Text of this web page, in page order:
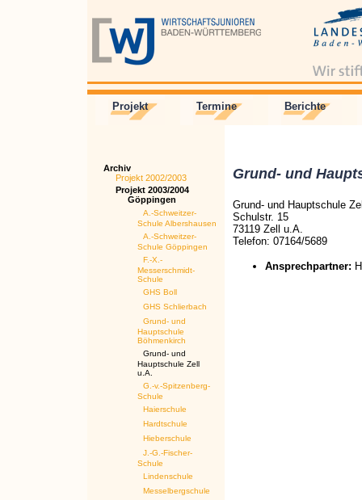
Projekt Termine Berichte
Archiv
Projekt 2002/2003
Projekt 2003/2004
Göppingen
A.-Schweitzer-
Schule Albershausen
A.-Schweitzer-
Schule Göppingen
F.-X.-
Messerschmidt-
Schule
GHS Boll
GHS Schlierbach
Grund- und
Hauptschule
Böhmenkirch
Grund- und
Hauptschule Zell
u.A.
G.-v.-Spitzenberg-
Schule
Haierschule
Hardtschule
Hieberschule
J.-G.-Fischer-
Schule
Lindenschule
Messelbergschule
Grund- und
Grund- und Hauptschule
Schulstr. 15
73119 Zell u.A.
Telefon: 07164/5689
Ansprechpartner: